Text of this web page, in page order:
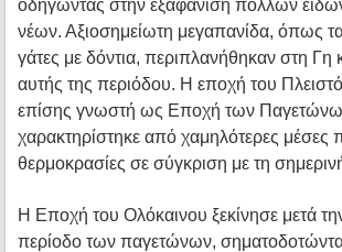
οδηγώντας στην εξαφάνιση πολλών ειδών
νέων. Αξιοσημείωτη μεγαπανίδα, όπως
γάτες με δόντια, περιπλανήθηκαν στη Γη
αυτής της περιόδου. Η εποχή του
επίσης γνωστή ως Εποχή των
χαρακτηρίστηκε από χαμηλότερες μέσες
θερμοκρασίες σε σύγκριση με τη
Η Εποχή του Ολόκαινου ξεκίνησε μετά
περίοδο των παγετώνων,